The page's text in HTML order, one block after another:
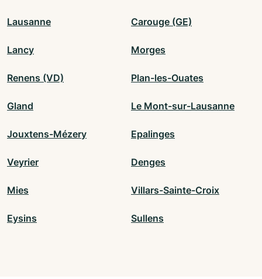
Lausanne Carouge (GE)
Lancy Morges
Renens (VD) Plan-les-Ouates
Gland Le Mont-sur-Lausanne
Jouxtens-Mézery Epalinges
Veyrier Denges
Mies Villars-Sainte-Croix
Eysins Sullens